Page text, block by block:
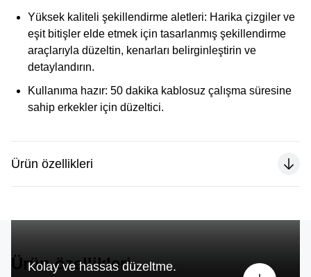
Yüksek kaliteli şekillendirme aletleri: Harika çizgiler ve
eşit bitişler elde etmek için tasarlanmış şekillendirme
araçlarıyla düzeltin, kenarları belirginleştirin ve
detaylandırın.
Kullanıma hazır: 50 dakika kablosuz çalışma süresine
sahip erkekler için düzeltici.
Ürün özellikleri
Ürün özellikleri
Kolay ve hassas düzeltme.